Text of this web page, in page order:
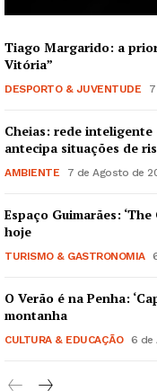
Tiago Margarido: a
Vitória”
DESPORTO & JUVENTUDE
Cheias: rede inteligente
antecipa situações de
AMBIENTE 7 de Agosto de
Espaço Guimarães:
hoje
TURISMO & GASTRONOMIA
O Verão é na Penha:
montanha
CULTURA & EDUCAÇÃO 6 de